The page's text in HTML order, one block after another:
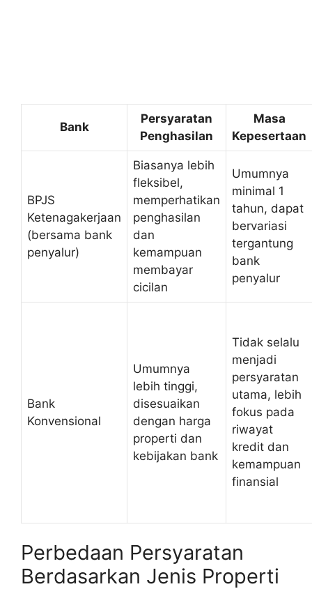
Bank
Persyaratan
Penghasilan
Masa
Kepesertaan
BPJS
Ketenagakerjaan
(bersama bank
penyalur)
Biasanya lebih
fleksibel,
memperhatikan
penghasilan
dan
kemampuan
membayar
cicilan
Umumnya
minimal 1
tahun, dapat
bervariasi
tergantung
bank
penyalur
Bank
Konvensional
Umumnya
lebih tinggi,
disesuaikan
dengan harga
properti dan
kebijakan bank
Tidak selalu
menjadi
persyaratan
utama, lebih
fokus pada
riwayat
kredit dan
kemampuan
finansial
Perbedaan Persyaratan
Berdasarkan Jenis Properti